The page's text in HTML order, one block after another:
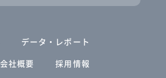
データ・レポート
会社概要
採用情報